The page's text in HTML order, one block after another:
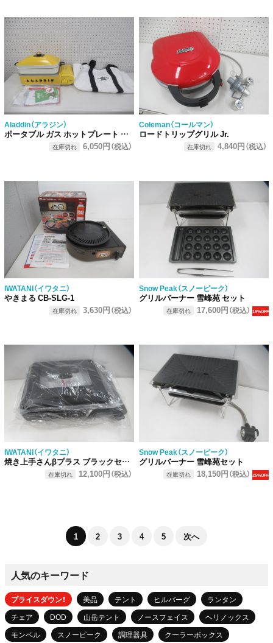
Aladdin（アラジン）
ポータブル ガス ホットプレート プチパン
在庫切れ 6,050円（税込）
Coleman（コールマン）
ロードトリップグリル Jr.
在庫切れ 4,840円（税込）
IWATANI（イワタニ）
やきまる CB-SLG-1
在庫切れ 3,630円（税込）
Snow Peak（スノーピーク）
グリルバーナー 雪峰苑 セット
在庫切れ 17,600円（税込） 19%OFF
IWATANI（イワタニ）
焼き上手さんβプラス ブラックセット
在庫切れ 12,100円（税込）
Snow Peak（スノーピーク）
グリルバーナー 雪峰苑セット
在庫切れ 18,150円（税込） 25%OFF
1 2 3 4 5 次へ
人気のキーワード
プライスダウン！ 美品 テント ヒルバーグ
ランタン
チェア
DOD 山岳テント ノースフェイス
ヘリノックス
モンベル
スノーピーク 調理器具 クーラーボックス